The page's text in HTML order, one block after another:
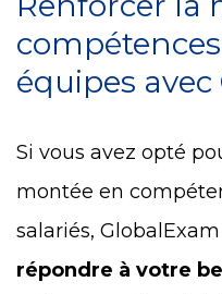
équipes
Si vous avez opté
montée en
salariés,
répondre à votre